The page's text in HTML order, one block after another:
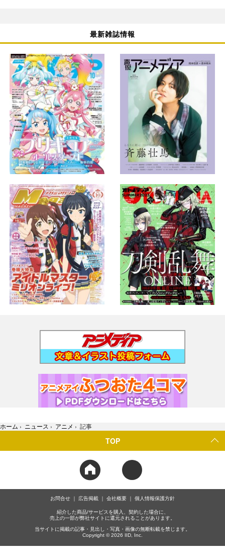
最新雑誌情報
ホーム › ニュース › アニメ › 記事
TOP
お問合せ 広告掲載 会社概要 個人情報保護方針
紹介した商品/サービスを購入、契約した場合に、
売上の一部が弊社サイトに還元されることがあります。
当サイトに掲載の記事・見出し・写真・画像の無断転載を禁じます。
Copyright © 2026 IID, Inc.